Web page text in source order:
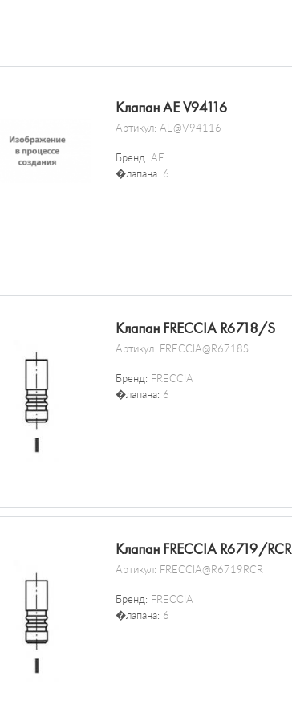
Клапан AE V94116
Артикул: AE@V94116
Бренд: AE
�лапана: 6
Клапан FRECCIA R6718/S
Артикул: FRECCIA@R6718S
Бренд: FRECCIA
�лапана: 6
Клапан FRECCIA R6719/RCR
Артикул: FRECCIA@R6719RCR
Бренд: FRECCIA
�лапана: 6